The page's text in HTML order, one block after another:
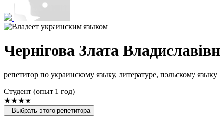
Чернігова Злата
репетитор по украинскому языку, литературе, польскому языку
Cтудент (опыт 1 год)
★★★★
Выбрать этого репетитора